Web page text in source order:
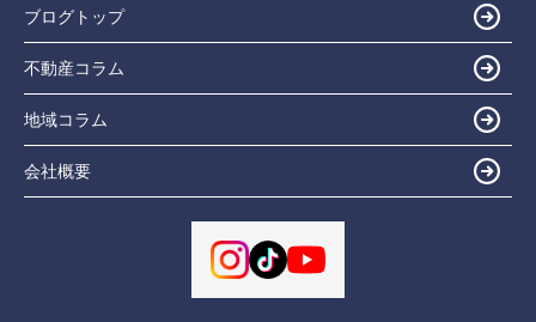
ブログトップ
不動産コラム
地域コラム
会社概要